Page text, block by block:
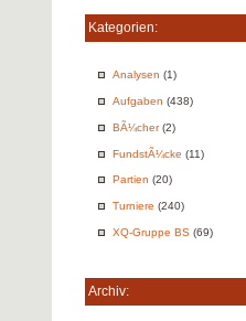
Kategorien:
Analysen (1)
Aufgaben (438)
BÃ¼cher(2)
FundstÃ¼cke (11)
Partien (20)
Turniere (240)
XQ-Gruppe BS (69)
Archiv: